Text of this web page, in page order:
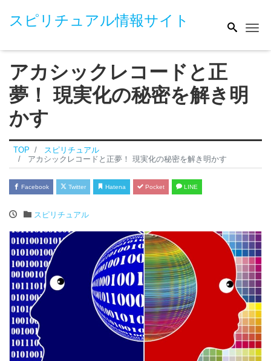
スピリチュアル情報サイト
アカシックレコードと正
夢！ 現実化の秘密を解き明
かす
TOP
スピリチュアル
アカシックレコードと正夢！ 現実化の秘密を解き明かす
Facebook Twitter Hatena Pocket LINE
スピリチュアル